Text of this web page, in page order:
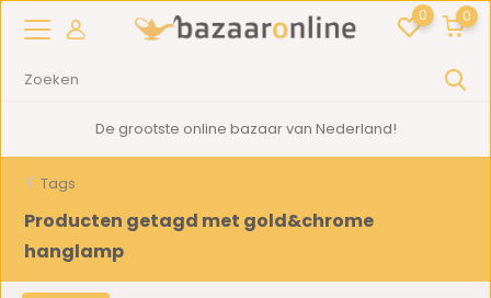
0 0
De grootste online bazaar van Nederland!
Tags
Producten getagd met gold&chrome
hanglamp